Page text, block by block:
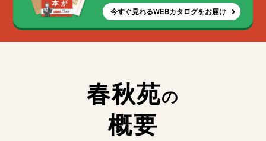
今すぐ見れるWEBカタログをお届け
春秋苑の
概要